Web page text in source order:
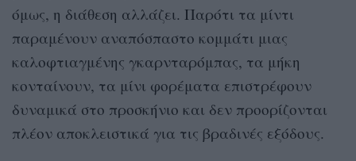
όμως, η διάθεση αλλάζει. Παρότι τα μίντι
παραμένουν αναπόσπαστο κομμάτι μιας
καλοφτιαγμένης γκαρνταρόμπας, τα μήκη
κονταίνουν, τα μίνι φορέματα επιστρέφουν
δυναμικά στο προσκήνιο και δεν προορίζονται
πλέον αποκλειστικά για τις βραδινές εξόδους.